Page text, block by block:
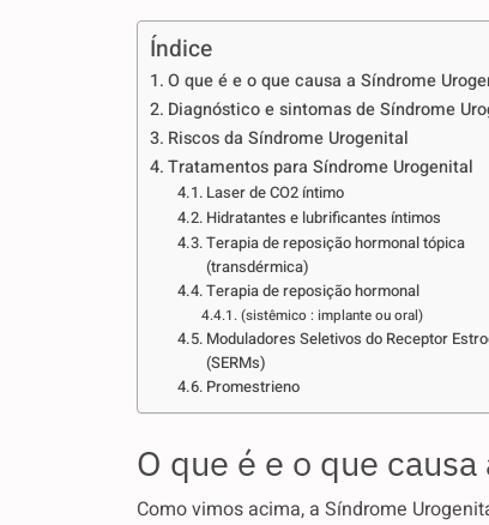
Índice
O que é e o que causa a Síndrome
Diagnóstico e sintomas de Síndrome
Riscos da Síndrome Urogenital
Tratamentos para Síndrome Urogenital
Laser de CO2 íntimo
Hidratantes e lubrificantes íntimos
Terapia de reposição hormonal tópica
(transdérmica)
Terapia de reposição hormonal
(sistêmico : implante ou oral)
Moduladores Seletivos do Receptor
(SERMs)
Promestrieno
O que é e o que
Como vimos acima, a Síndrome